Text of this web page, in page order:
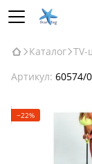
Каталог
Артикул: 60574/
−22%